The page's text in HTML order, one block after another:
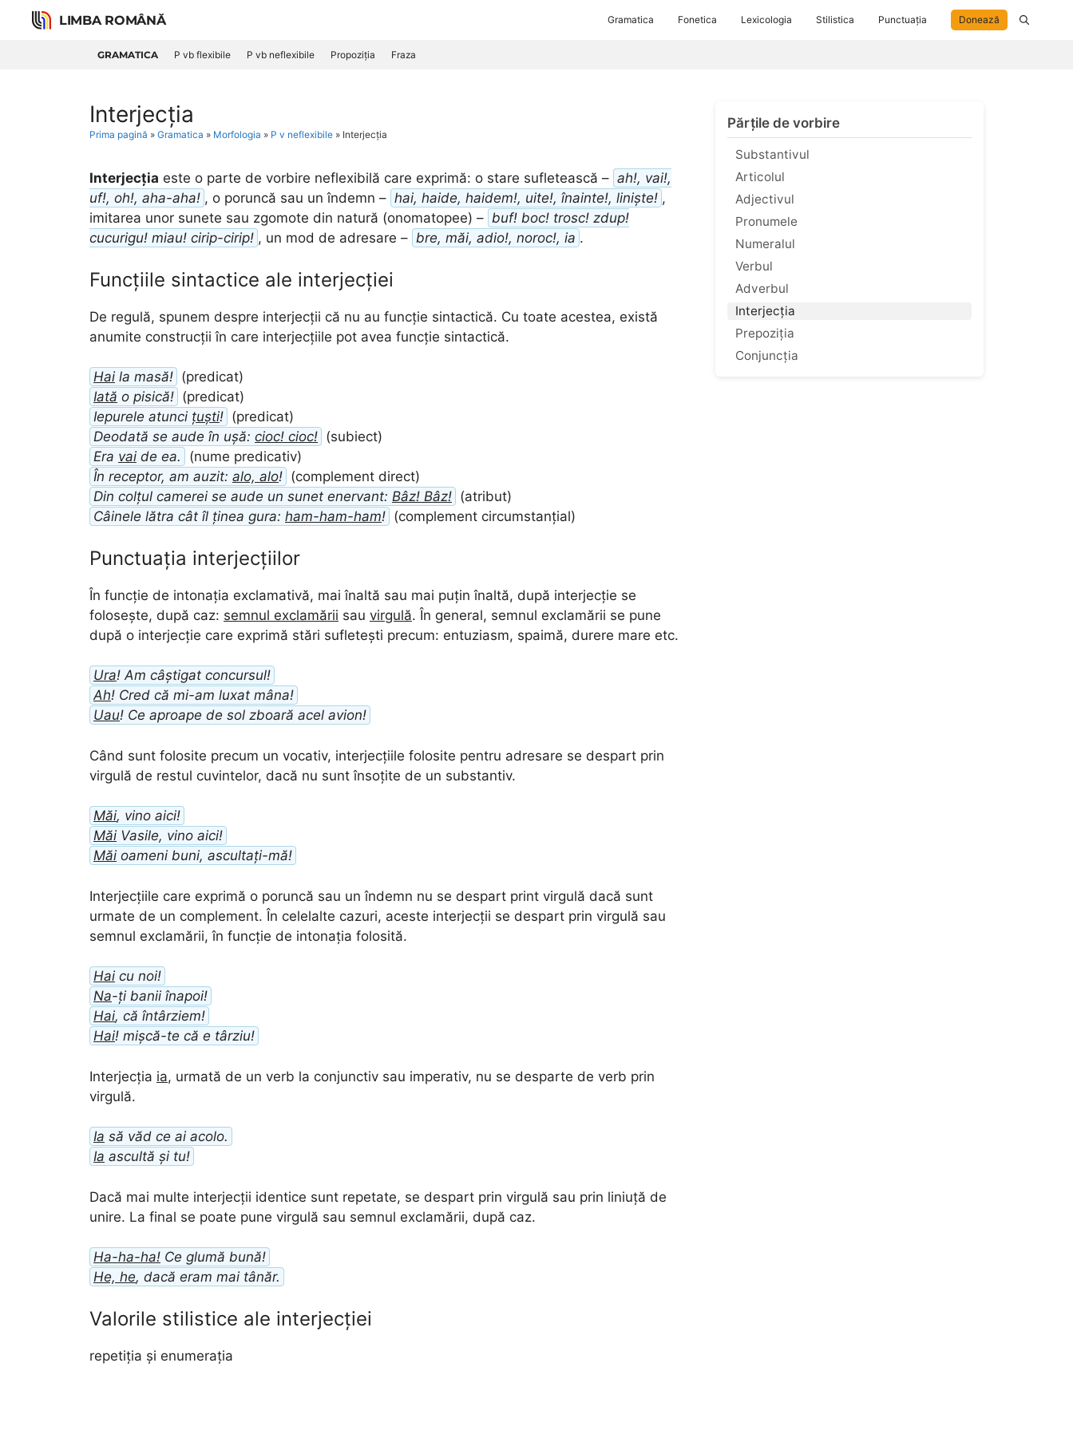
LIMBA ROMÂNĂ Gramatica Fonetica Lexicologia Stilistica Punctuația Donează
GRAMATICA P vb flexibile P vb neflexibile Propoziția Fraza
Interjecția
Prima pagină » Gramatica » Morfologia » P v neflexibile » Interjecția
Interjecția este o parte de vorbire neflexibilă care exprimă: o stare sufletească – ah!, vai!,
uf!, oh!, aha-aha! , o poruncă sau un îndemn – hai, haide, haidem!, uite!, înainte!, liniște! ,
imitarea unor sunete sau zgomote din natură (onomatopee) – buf! boc! trosc! zdup!
cucurigu! miau! cirip-cirip! , un mod de adresare – bre, măi, adio!, noroc!, ia .
Funcțiile sintactice ale interjecției
De regulă, spunem despre interjecții că nu au funcție sintactică. Cu toate acestea, există
anumite construcții în care interjecțiile pot avea funcție sintactică.
Hai la masă! (predicat)
Iată o pisică! (predicat)
Iepurele atunci țuști! (predicat)
Deodată se aude în ușă: cioc! cioc! (subiect)
Era vai de ea.
(nume predicativ)
În receptor, am auzit: alo, alo! (complement direct)
Din colțul camerei se aude un sunet enervant: Bâz! Bâz! (atribut)
Câinele lătra cât îl ținea gura: ham-ham-ham! (complement circumstanțial)
Punctuația interjecțiilor
În funcție de intonația exclamativă, mai înaltă sau mai puțin înaltă, după interjecție se
folosește, după caz: semnul exclamării sau virgulă. În general, semnul exclamării se pune
după o interjecție care exprimă stări sufletești precum: entuziasm, spaimă, durere mare etc.
Ura! Am câștigat concursul!
Ah! Cred că mi-am luxat mâna!
Uau! Ce aproape de sol zboară acel avion!
Când sunt folosite precum un vocativ, interjecțiile folosite pentru adresare se despart prin
virgulă de restul cuvintelor, dacă nu sunt însoțite de un substantiv.
Măi, vino aici!
Măi Vasile, vino aici!
Măi oameni buni, ascultați-mă!
Interjecțiile care exprimă o poruncă sau un îndemn nu se despart print virgulă dacă sunt
urmate de un complement. În celelalte cazuri, aceste interjecții se despart prin virgulă sau
semnul exclamării, în funcție de intonația folosită.
Hai cu noi!
Na-ți banii înapoi!
Hai, că întârziem!
Hai! mișcă-te că e târziu!
Interjecția ia, urmată de un verb la conjunctiv sau imperativ, nu se desparte de verb prin
virgulă.
Ia să văd ce ai acolo.
Ia ascultă și tu!
Dacă mai multe interjecții identice sunt repetate, se despart prin virgulă sau prin liniuță de
unire. La final se poate pune virgulă sau semnul exclamării, după caz.
Ha-ha-ha! Ce glumă bună!
He, he, dacă eram mai tânăr.
Valorile stilistice ale interjecției
repetiția și enumerația
Părțile de vorbire
Substantivul
Articolul
Adjectivul
Pronumele
Numeralul
Verbul
Adverbul
Interjecția
Prepoziția
Conjuncția